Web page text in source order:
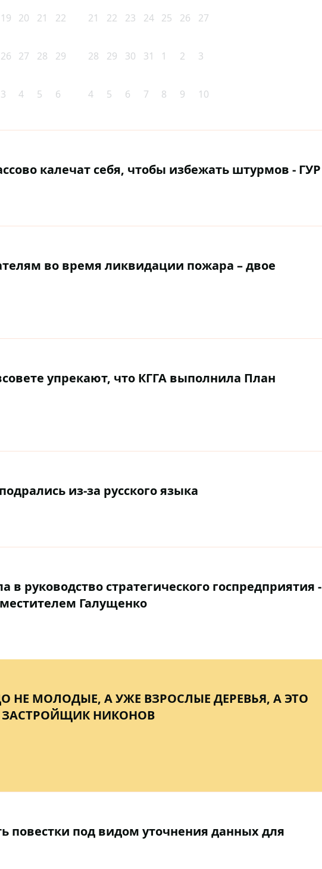
19 20 21 22
26 27 28 29
3 4 5 6
21 22 23 24 25 26 27
28 29 30 31 1 2 3
4 5 6 7 8 9 10
калечат себя, чтобы избежать штурмов - ГУР
во время ликвидации пожара – двое
упрекают, что КГГА выполнила План
из-за русского языка
руководство стратегического госпредприятия -
Галущенко
НЕ МОЛОДЫЕ, А УЖЕ ВЗРОСЛЫЕ ДЕРЕВЬЯ, А ЭТО
ЗАСТРОЙЩИК НИКОНОВ
повестки под видом уточнения данных для